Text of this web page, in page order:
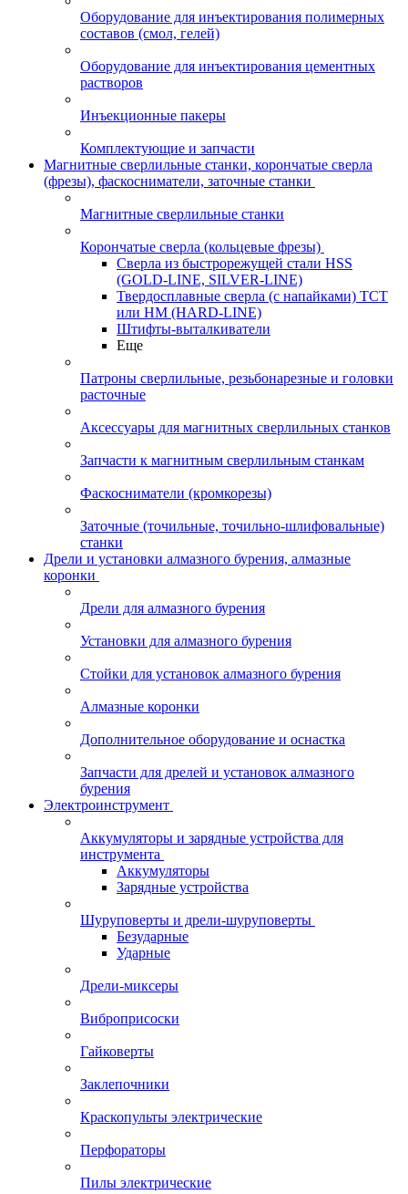
Оборудование для инъектирования полимерных
составов (смол, гелей)
Оборудование для инъектирования цементных
растворов
Инъекционные пакеры
Комплектующие и запчасти
Магнитные сверлильные станки, корончатые сверла
(фрезы), фаскосниматели, заточные станки
Магнитные сверлильные станки
Корончатые сверла (кольцевые фрезы)
Сверла из быстрорежущей стали HSS
(GOLD-LINE, SILVER-LINE)
Твердосплавные сверла (с напайками) ТСТ
или HM (HARD-LINE)
Штифты-выталкиватели
Еще
Патроны сверлильные, резьбонарезные и головки
расточные
Аксессуары для магнитных сверлильных станков
Запчасти к магнитным сверлильным станкам
Фаскосниматели (кромкорезы)
Заточные (точильные, точильно-шлифовальные)
станки
Дрели и установки алмазного бурения, алмазные
коронки
Дрели для алмазного бурения
Установки для алмазного бурения
Стойки для установок алмазного бурения
Алмазные коронки
Дополнительное оборудование и оснастка
Запчасти для дрелей и установок алмазного
бурения
Электроинструмент
Аккумуляторы и зарядные устройства для
инструмента
Аккумуляторы
Зарядные устройства
Шуруповерты и дрели-шуруповерты
Безударные
Ударные
Дрели-миксеры
Виброприсоски
Гайковерты
Заклепочники
Краскопульты электрические
Перфораторы
Пилы электрические